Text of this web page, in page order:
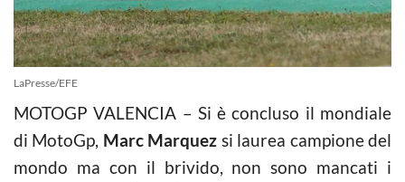
LaPresse/EFE
MOTOGP VALENCIA – Si è concluso il mondiale
di MotoGp, Marc Marquez si laurea campione del
mondo ma con il brivido, non sono mancati i